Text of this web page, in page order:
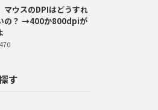
マウスのDPIはどうすれ
の？ →400か800dpiが
す